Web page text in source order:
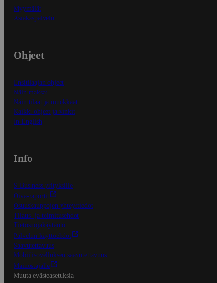
Myymälät
Asiakaspalvelu
Ohjeet
Ensitilaajan ohjeet
Näin maksat
Näin tilaat ja muokkaat
Kaikki ohjeet ja vinkit
In English
Info
S-Business yrityksille
Oiva-raportit
Osuuskauppojen yhteystiedot
Tilaus- ja toimitusehdot
Tietosuojakäytäntö
Palvelun käyttöehdot
Saavutettavuus
Mobiilisovelluksen saavutettavuus
Mainostajalle
Muuta evästeasetuksia